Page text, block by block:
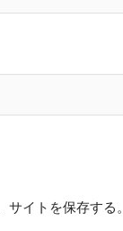
イトを保存する。